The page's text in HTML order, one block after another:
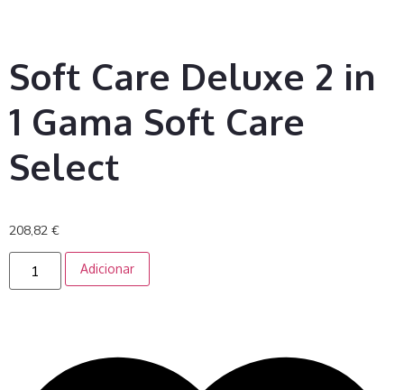
Soft Care Deluxe 2 in
1 Gama Soft Care
Select
208,82 €
Adicionar